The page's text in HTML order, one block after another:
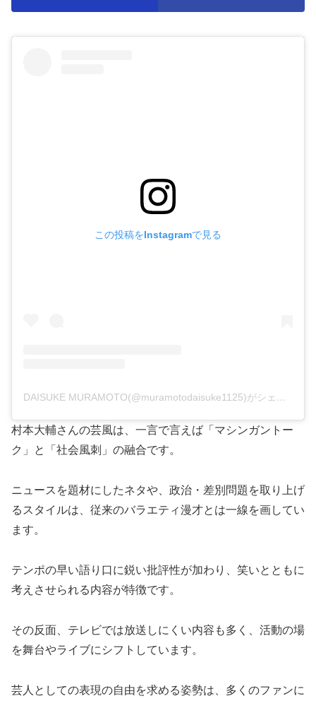
この投稿をInstagramで見る
DAISUKE MURAMOTO(@muramotodaisuke1125)がシェアした投稿
村本大輔さんの芸風は、一言で言えば「マシンガントー
ク」と「社会風刺」の融合です。
ニュースを題材にしたネタや、政治・差別問題を取り上げ
るスタイルは、従来のバラエティ漫才とは一線を画してい
ます。
テンポの早い語り口に鋭い批評性が加わり、笑いとともに
考えさせられる内容が特徴です。
その反面、テレビでは放送しにくい内容も多く、活動の場
を舞台やライブにシフトしています。
芸人としての表現の自由を求める姿勢は、多くのファンに